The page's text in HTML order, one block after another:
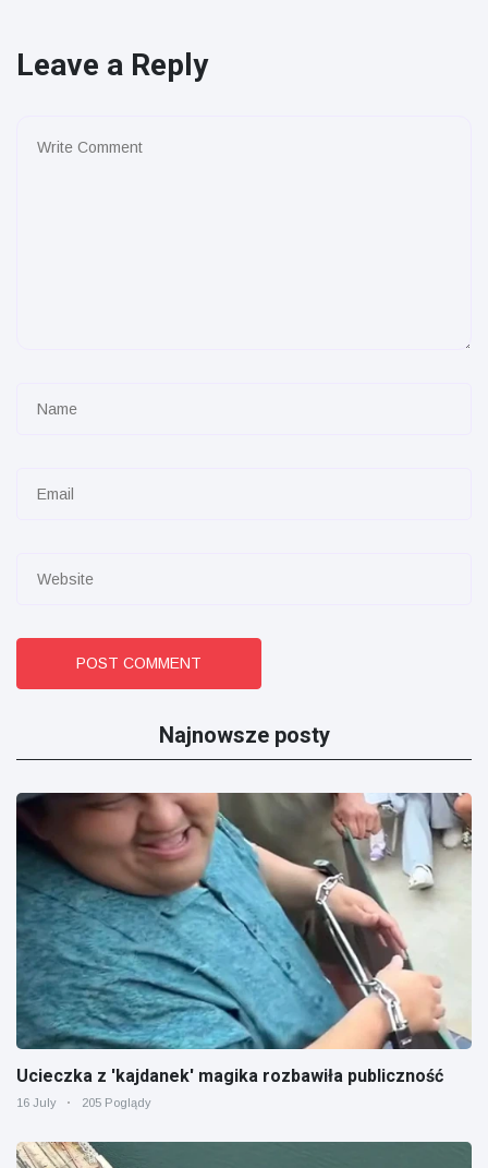
Leave a Reply
POST COMMENT
Najnowsze posty
Ucieczka z 'kajdanek' magika rozbawiła publiczność
16 July 205 Poglądy